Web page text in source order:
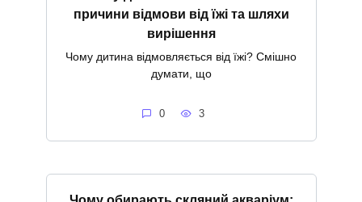
причини відмови від їжі та шляхи
вирішення
Чому дитина відмовляється від їжі? Смішно
думати, що
0 3